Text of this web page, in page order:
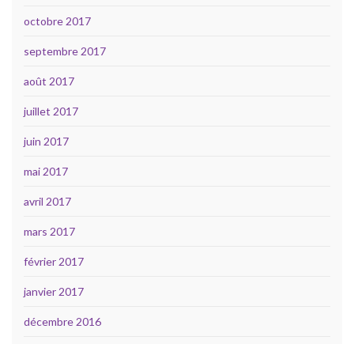
octobre 2017
septembre 2017
août 2017
juillet 2017
juin 2017
mai 2017
avril 2017
mars 2017
février 2017
janvier 2017
décembre 2016